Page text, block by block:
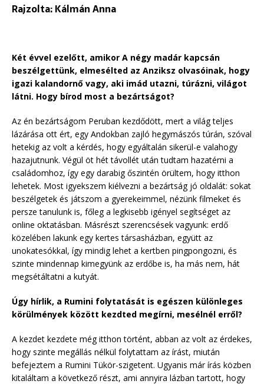
Rajzolta: Kálmán Anna
Két évvel ezelőtt, amikor A négy madár kapcsán
beszélgettünk, elmesélted az Anziksz olvasóinak, hogy
igazi kalandornő vagy, aki imád utazni, túrázni, világot
látni. Hogy bírod most a bezártságot?
Az én bezártságom Peruban kezdődött, mert a világ teljes
lázárása ott ért, egy Andokban zajló hegymászós túrán, szóval
hetekig az volt a kérdés, hogy egyáltalán sikerül-e valahogy
hazajutnunk. Végül öt hét távollét után tudtam hazatérni a
családomhoz, így egy darabig őszintén örültem, hogy itthon
lehetek. Most igyekszem kiélvezni a bezártság jó oldalát: sokat
beszélgetek és játszom a gyerekeimmel, nézünk filmeket és
persze tanulunk is, főleg a legkisebb igényel segítséget az
online oktatásban. Másrészt szerencsések vagyunk: erdő
közelében lakunk egy kertes társasházban, együtt az
unokatesókkal, így mindig lehet a kertben pingpongozni, és
szinte mindennap kimegyünk az erdőbe is, ha más nem, hát
megsétáltatni a kutyát.
Úgy hírlik, a Rumini folytatását is egészen különleges
körülmények között kezdted megírni, mesélnél erről?
A kezdet kezdete még itthon történt, abban az volt az érdekes,
hogy szinte megállás nélkül folytattam az írást, miután
befejeztem a Rumini Tükör-szigetent. Ugyanis már írás közben
kitaláltam a következő részt, ami annyira lázban tartott, hogy